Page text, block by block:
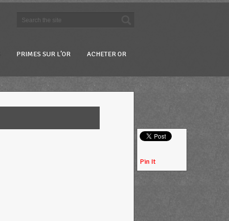
PRIMES SUR L’OR ACHETER OR
Pin It